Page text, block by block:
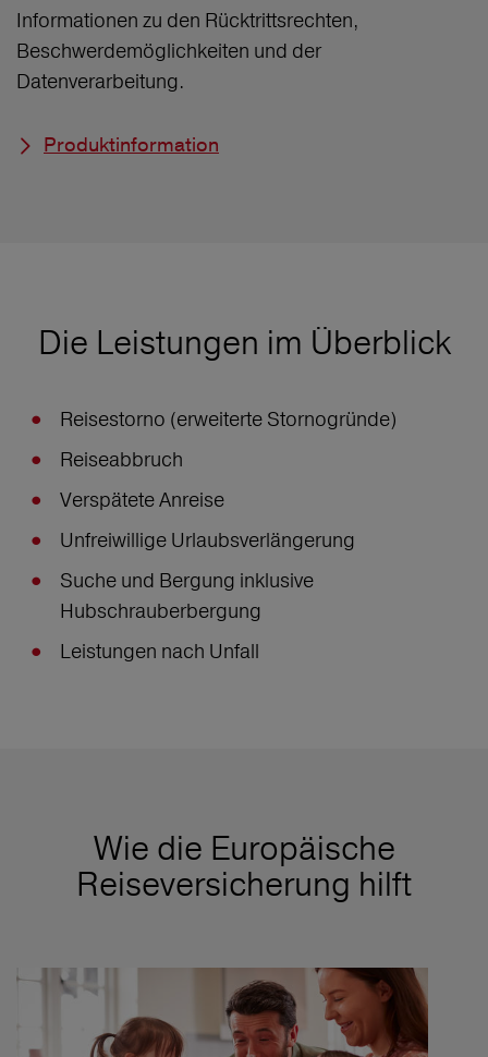
Informationen zu den Rücktrittsrechten,
Beschwerdemöglichkeiten und der
Datenverarbeitung.
Produktinformation
Die Leistungen im Überblick
Reisestorno (erweiterte Stornogründe)
Reiseabbruch
Verspätete Anreise
Unfreiwillige Urlaubsverlängerung
Suche und Bergung inklusive
Hubschrauberbergung
Leistungen nach Unfall
Wie die Europäische
Reiseversicherung hilft